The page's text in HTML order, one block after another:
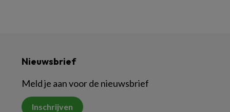
Nieuwsbrief
Meld je aan voor de nieuwsbrief
Inschrijven